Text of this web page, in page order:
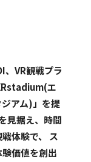
VR観戦プラ
エ
アム)」を提
見据え、時間
体験で、 ス
価値を創出